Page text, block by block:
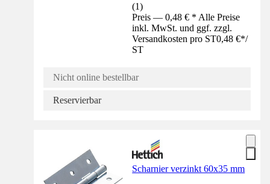
(1)
Preis — 0,48 € * Alle Preise
inkl. MwSt. und ggf. zzgl.
Versandkosten pro ST0,48 €*/
ST
Nicht online bestellbar
Reservierbar
Scharnier verzinkt 60x35 mm